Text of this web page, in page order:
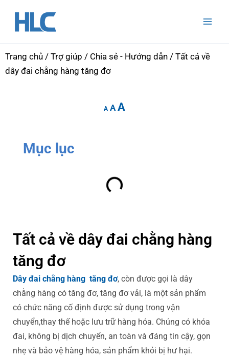
Trang chủ / Trợ giúp / Chia sẻ - Hướng dẫn / Tất cả về
dây đai chằng hàng tăng đơ
Afont
Afont
Afont
Mục lục
Tất cả về dây đai chằng hàng
tăng đơ
Dây đai chằng hàng tăng đơ, còn được gọi là dây
chằng hàng có tăng đơ, tăng đơ vải, là một sản phẩm
có chức năng cố định được sử dụng trong vận
chuyển,thay thế hoặc lưu trữ hàng hóa. Chúng có khóa
đai, không bị dịch chuyển, an toàn và đáng tin cậy, gọn
nhẹ và bảo vệ hàng hóa, sản phẩm khỏi bị hư hại.